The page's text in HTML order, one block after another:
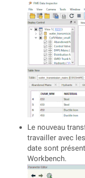
Le nouveau
travailler avec
date sont
Workbench.